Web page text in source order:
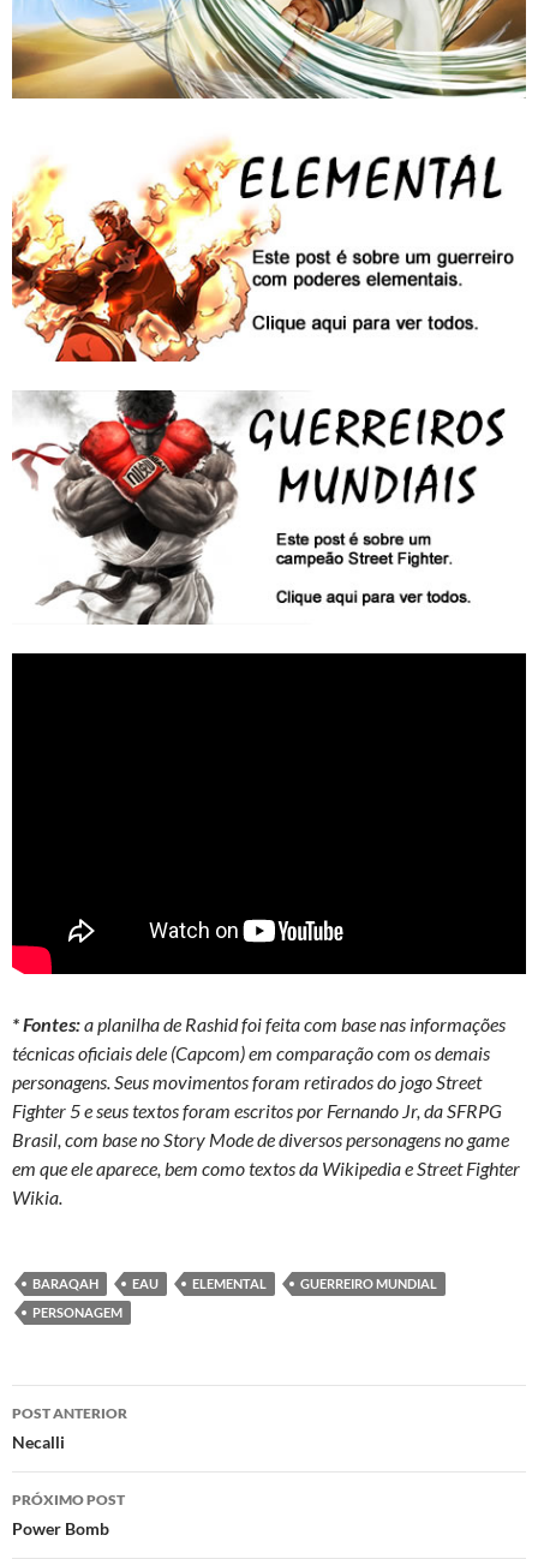
* Fontes:a planilha de Rashid foi feita com base nas informações
técnicas oficiais dele (Capcom) em comparação com os demais
personagens. Seus movimentos foram retirados do jogo Street
Fighter 5 e seus textos foram escritos por Fernando Jr, da SFRPG
Brasil, com base no Story Mode de diversos personagens no game
em que ele aparece, bem como textos da Wikipedia e Street Fighter
Wikia.
BARAQAH EAU ELEMENTAL
GUERREIRO MUNDIAL
PERSONAGEM
Navegação
de
posts
POST ANTERIOR
Necalli
PRÓXIMO POST
Power Bomb